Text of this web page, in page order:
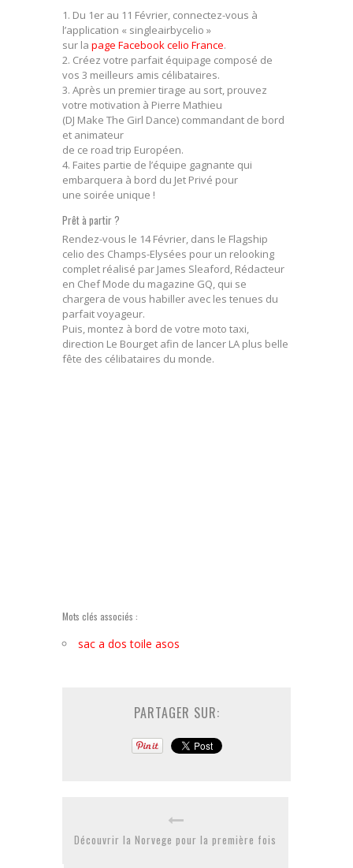
1. Du 1er au 11 Février, connectez-vous à
l’application « singleairbycelio »
sur la page Facebook celio France.
2. Créez votre parfait équipage composé de
vos 3 meilleurs amis célibataires.
3. Après un premier tirage au sort, prouvez
votre motivation à Pierre Mathieu
(DJ Make The Girl Dance) commandant de bord
et animateur
de ce road trip Européen.
4. Faites partie de l’équipe gagnante qui
embarquera à bord du Jet Privé pour
une soirée unique !
Prêt à partir ?
Rendez-vous le 14 Février, dans le Flagship
celio des Champs-Elysées pour un relooking
complet réalisé par James Sleaford, Rédacteur
en Chef Mode du magazine GQ, qui se
chargera de vous habiller avec les tenues du
parfait voyageur.
Puis, montez à bord de votre moto taxi,
direction Le Bourget afin de lancer LA plus belle
fête des célibataires du monde.
Mots clés associés :
sac a dos toile asos
PARTAGER SUR:
Découvrir la Norvege pour la première fois